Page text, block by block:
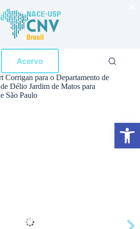
Abrir a barra de ferramentas
Acervo
Corrigan para o Departamento de
Délio Jardim de Matos para
São Paulo